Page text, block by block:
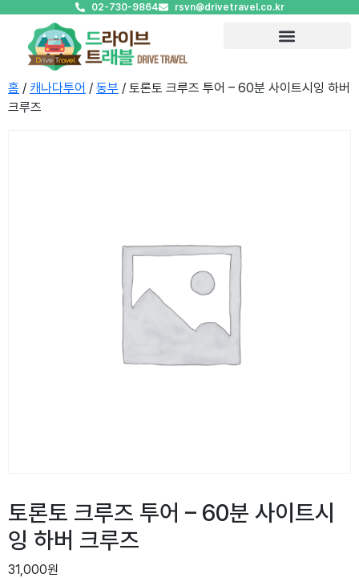
02-730-9864 rsvn@drivetravel.co.kr
홈 / 캐나다투어 / 동부 / 토론토 크루즈 투어 – 60분 사이트시잉 하버
크루즈
토론토 크루즈 투어 – 60분 사이트시
잉 하버 크루즈
31,000원